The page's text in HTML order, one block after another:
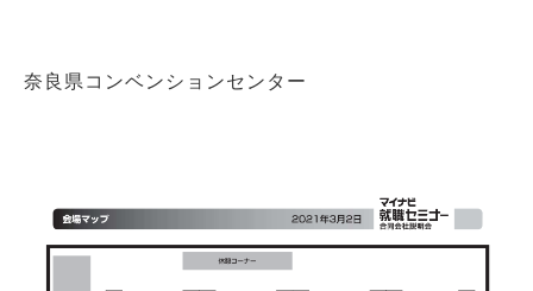
奈良県コンベンションセンター